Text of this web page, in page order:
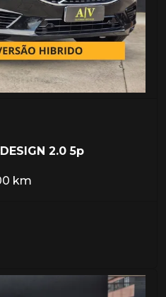
2.0 5p
km